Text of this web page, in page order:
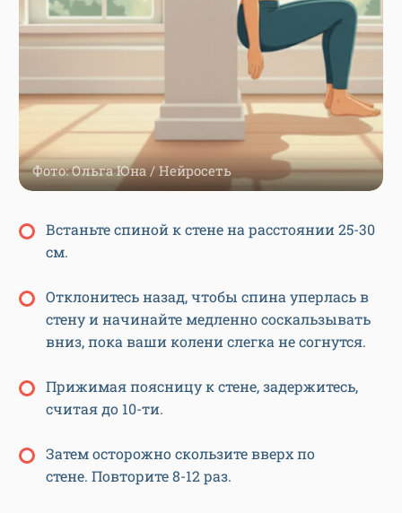
Фото: Ольга Юна / Нейросеть
Встаньте спиной к стене на расстоянии 25-30
см.
Отклонитесь назад, чтобы спина уперлась в
стену и начинайте медленно соскальзывать
вниз, пока ваши колени слегка не согнутся.
Прижимая поясницу к стене, задержитесь,
считая до 10-ти.
Затем осторожно скользите вверх по
стене. Повторите 8-12 раз.